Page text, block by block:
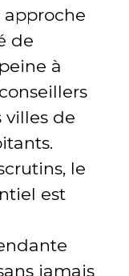
approche
de
à
villes de
le
est
jamais